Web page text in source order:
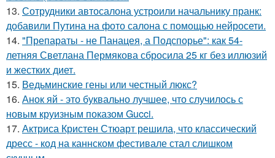
13. Сотрудники автосалона устроили начальнику пранк:
добавили Путина на фото салона с помощью нейросети.
14. "Препараты - не Панацея, а Подспорье": как 54-
летняя Светлана Пермякова сбросила 25 кг без иллюзий
и жестких диет.
15. Ведьминские гены или честный люкс?
16. Анок яй - это буквально лучшее, что случилось с
новым круизным показом Gucci.
17. Актриса Кристен Стюарт решила, что классический
дресс - код на каннском фестивале стал слишком